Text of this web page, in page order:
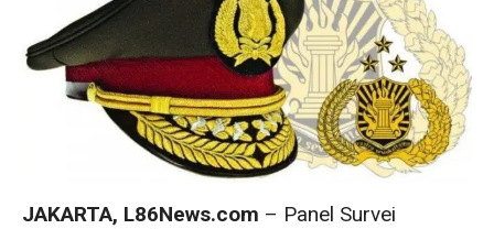
JAKARTA, L86News.com – Panel Survei